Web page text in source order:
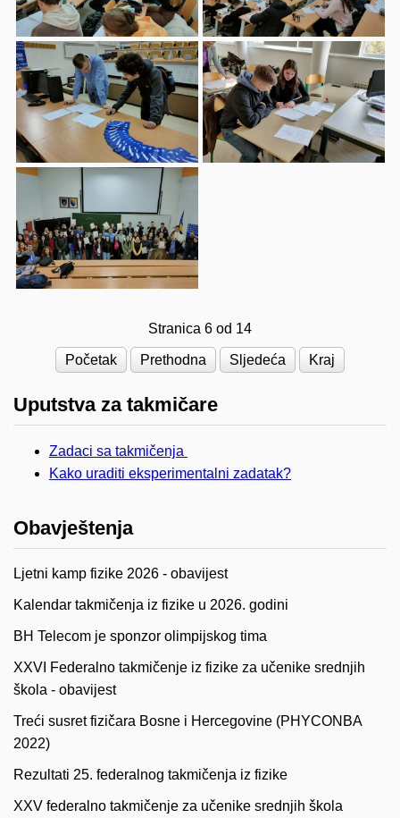
Stranica 6 od 14
Početak Prethodna Sljedeća Kraj
Uputstva za takmičare
Zadaci sa takmičenja
Kako uraditi eksperimentalni zadatak?
Obavještenja
Ljetni kamp fizike 2026 - obavijest
Kalendar takmičenja iz fizike u 2026. godini
BH Telecom je sponzor olimpijskog tima
XXVI Federalno takmičenje iz fizike za učenike srednjih
škola - obavijest
Treći susret fizičara Bosne i Hercegovine (PHYCONBA
2022)
Rezultati 25. federalnog takmičenja iz fizike
XXV federalno takmičenje za učenike srednjih škola